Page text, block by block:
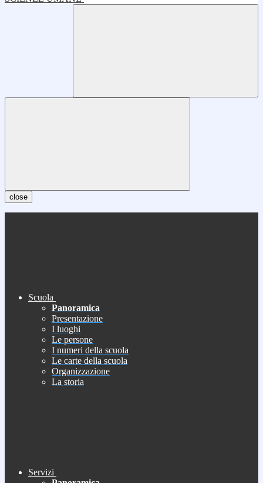
close
Scuola
Panoramica
Presentazione
I luoghi
Le persone
I numeri della scuola
Le carte della scuola
Organizzazione
La storia
Servizi